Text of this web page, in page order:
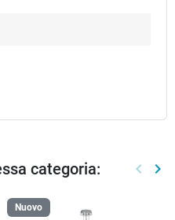
categoria: keyboard_arrow_left keyboard_arrow_right
Nuovo